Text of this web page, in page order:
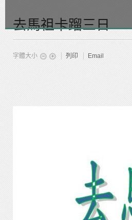
去馬祖卡蹓三日
字體大小 列印 Email